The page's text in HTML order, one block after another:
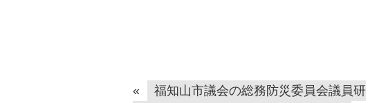
«
福知山市議会の総務防災委員会議員研